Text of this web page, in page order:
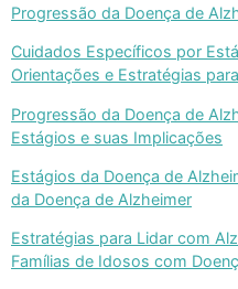
Progressão da Doença de
Cuidados Específicos por
Orientações e Estratégias
Progressão da Doença de
Estágios e suas Implicações
Estágios da Doença de
da Doença de Alzheimer
Estratégias para Lidar com
Famílias de Idosos com